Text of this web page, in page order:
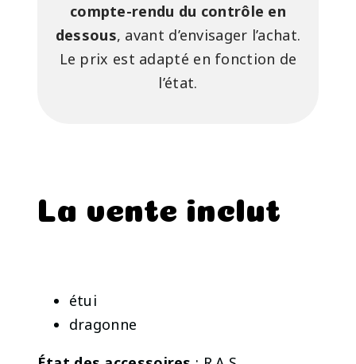
compte-rendu du contrôle en
dessous, avant d’envisager l’achat.
Le prix est adapté en fonction de
l’état.
La vente inclut
étui
dragonne